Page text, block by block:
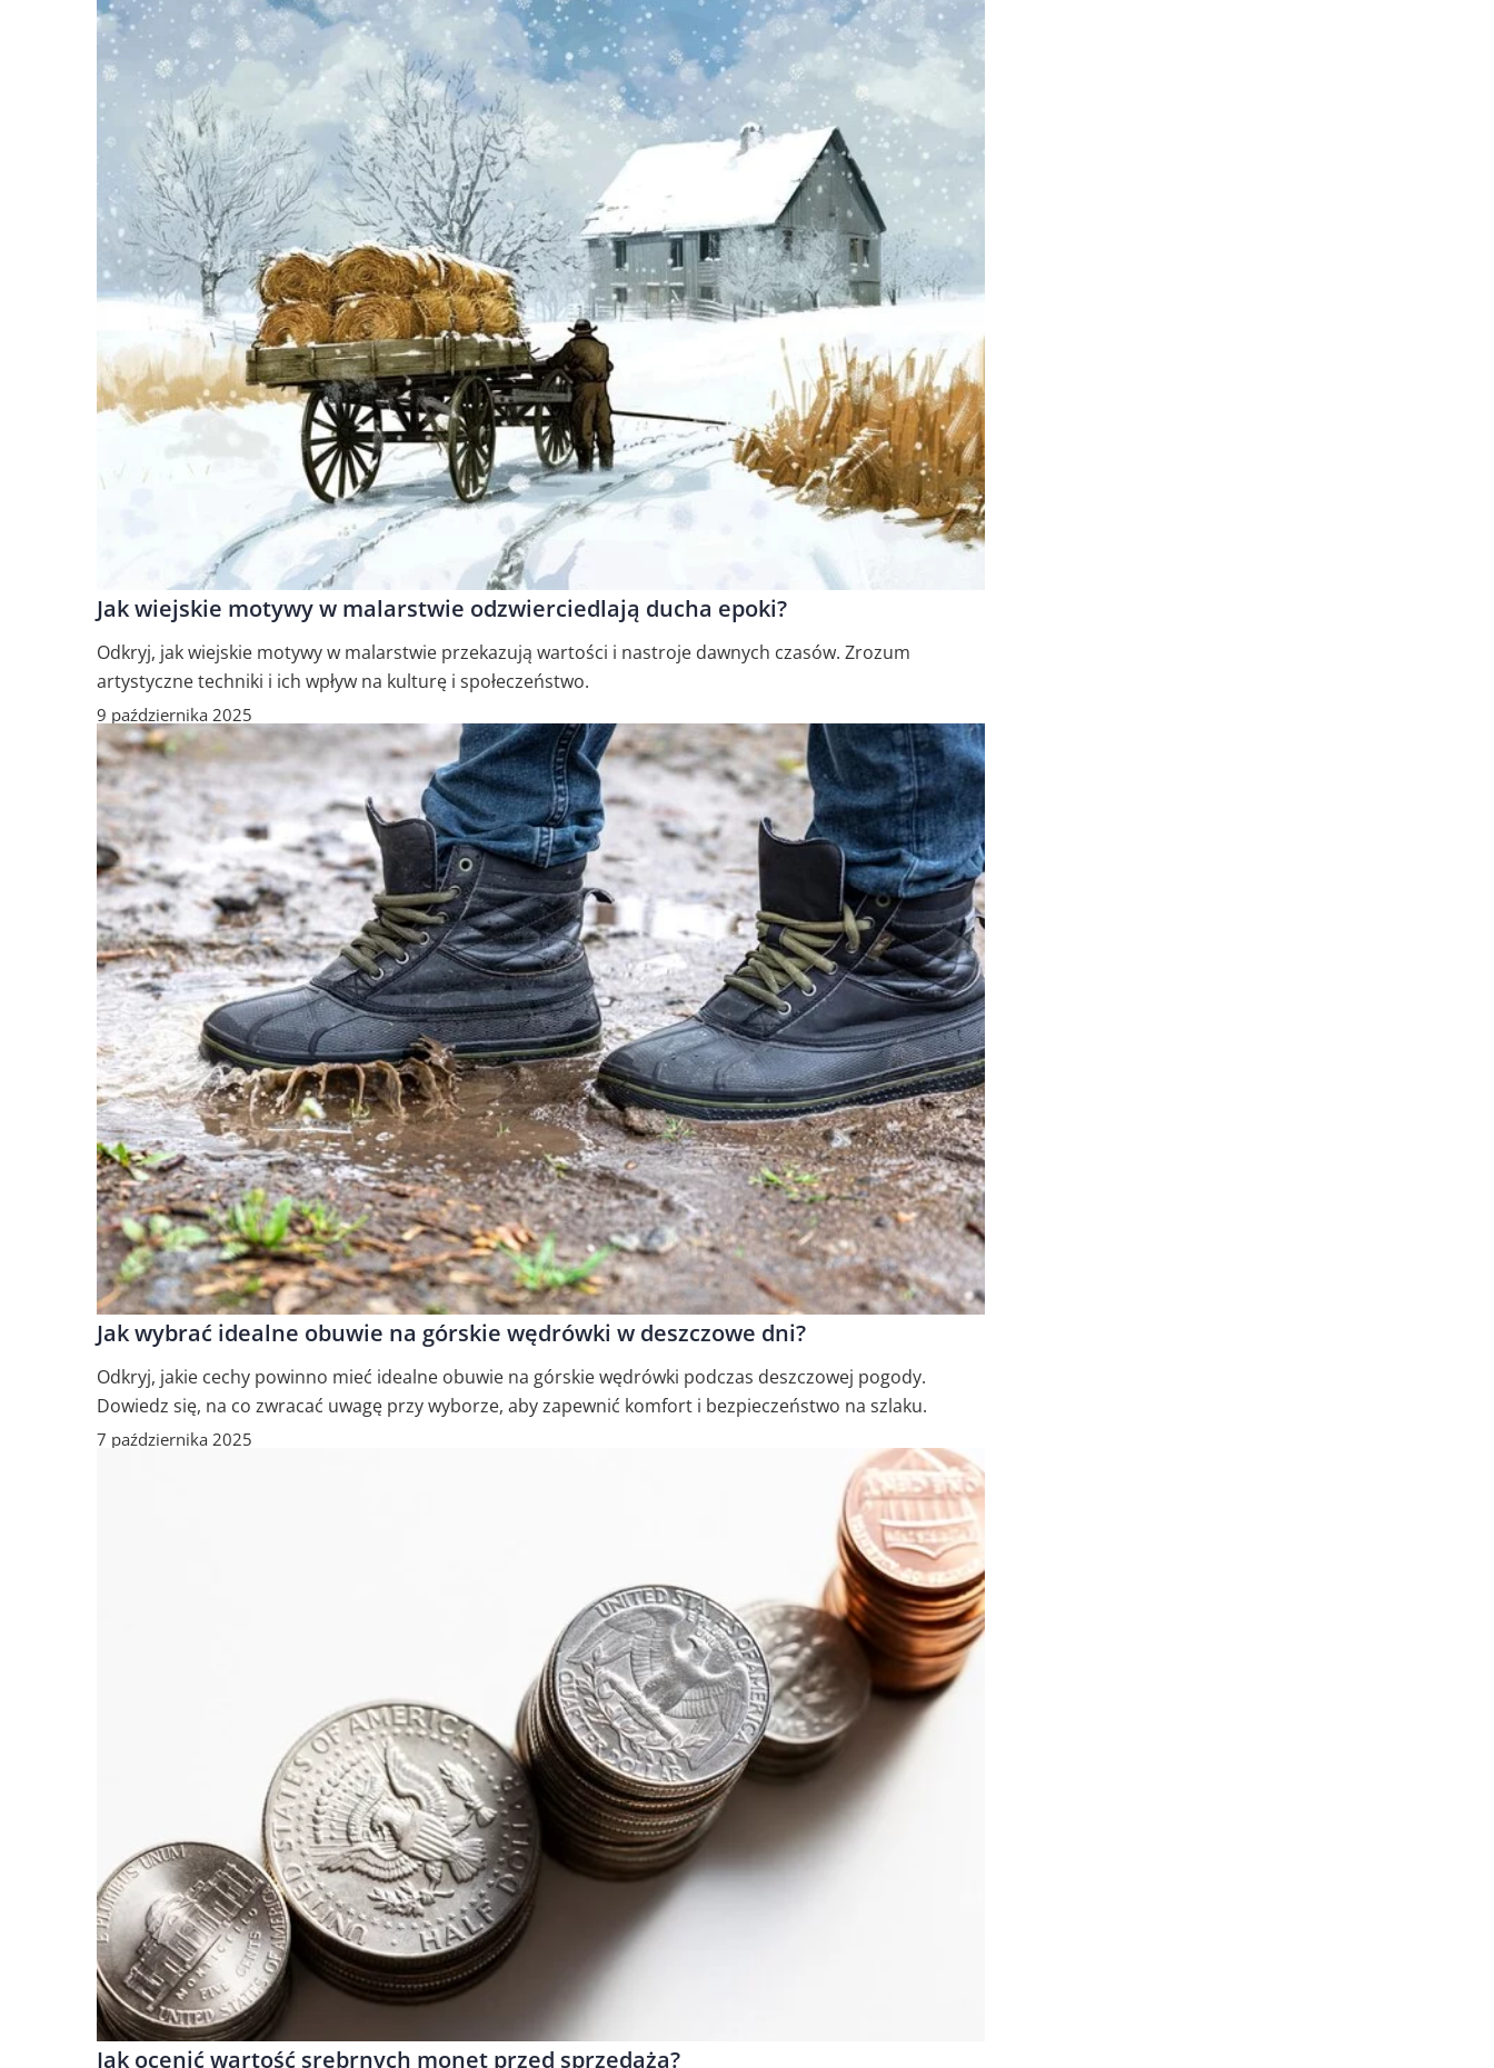
Jak wiejskie motywy w malarstwie odzwierciedlają ducha epoki?
Odkryj, jak wiejskie motywy w malarstwie przekazują wartości i nastroje dawnych czasów. Zrozum
artystyczne techniki i ich wpływ na kulturę i społeczeństwo.
9 października 2025
Jak wybrać idealne obuwie na górskie wędrówki w deszczowe dni?
Odkryj, jakie cechy powinno mieć idealne obuwie na górskie wędrówki podczas deszczowej pogody.
Dowiedz się, na co zwracać uwagę przy wyborze, aby zapewnić komfort i bezpieczeństwo na szlaku.
7 października 2025
Jak ocenić wartość srebrnych monet przed sprzedażą?